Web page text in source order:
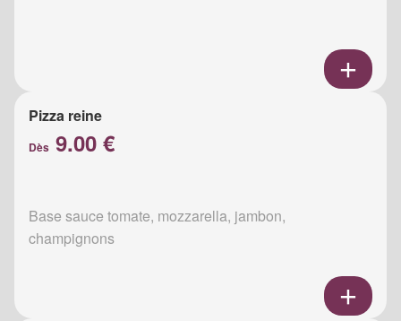
Pizza reine
Dès 9.00 €
Base sauce tomate, mozzarella, jambon,
champignons